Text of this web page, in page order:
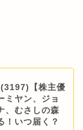
【株主優
ミヤン、ジョ
、むさしの森
！いつ届く？